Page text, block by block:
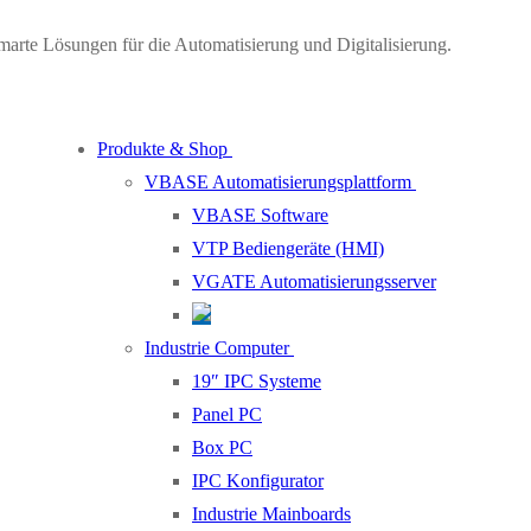
Lösungen für die Automatisierung und Digitalisierung.
Produkte & Shop
VBASE Automatisierungsplattform
VBASE Software
VTP Bediengeräte (HMI)
VGATE Automatisierungsserver
Industrie Computer
19″ IPC Systeme
Panel PC
Box PC
IPC Konfigurator
Industrie Mainboards